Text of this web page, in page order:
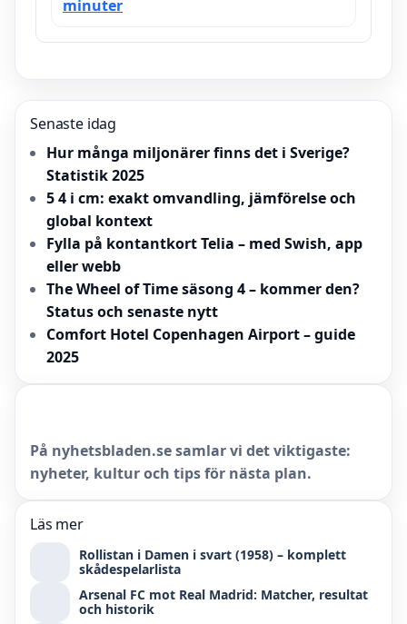
minuter
Senaste idag
Hur många miljonärer finns det i Sverige?
Statistik 2025
5 4 i cm: exakt omvandling, jämförelse och
global kontext
Fylla på kontantkort Telia – med Swish, app
eller webb
The Wheel of Time säsong 4 – kommer den?
Status och senaste nytt
Comfort Hotel Copenhagen Airport – guide
2025
På nyhetsbladen.se samlar vi det viktigaste:
nyheter, kultur och tips för nästa plan.
Läs mer
Rollistan i Damen i svart (1958) – komplett
skådespelarlista
Arsenal FC mot Real Madrid: Matcher, resultat
och historik